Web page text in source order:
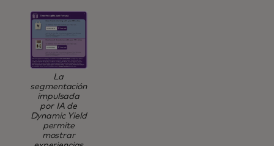
La
segmentación
impulsada
por IA de
Dynamic Yield
permite
mostrar